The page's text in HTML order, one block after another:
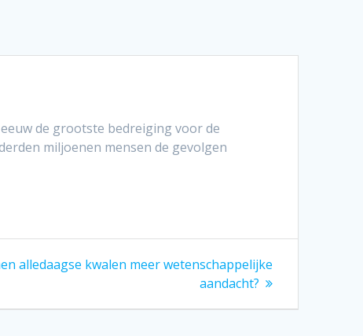
de grootste bedreiging voor de
miljoenen mensen de gevolgen
alledaagse kwalen meer wetenschappelijke
aandacht?